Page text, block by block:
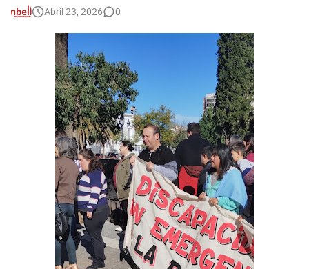
Abril 23, 2026 0